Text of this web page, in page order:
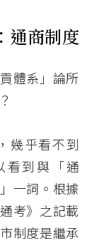
通商制度
體系」論所
幾乎看不到
看到與「通
一詞。根據
考》之記載
制度是繼承